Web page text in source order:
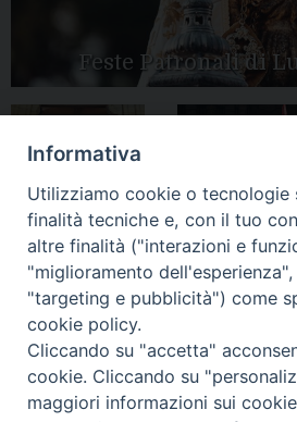
Feste Patronali di
Apertura Anno
Giubilare 2025
Mariae in
CONTATTI:
LUCERA: Piazza Duomo, 13 - 71036
Vescovo: tel/fax 0881/522244 - e-mail:
vescovo@diocesiluceratroia.it
Informativa
Utilizziamo cookie o tecnologie
finalità tecniche e, con il tuo
altre finalità ("interazioni e
"miglioramento
"targeting e pubblicità") come
cookie policy.
Cliccando su "accetta"
cookie. Cliccando su
maggiori informazioni sui